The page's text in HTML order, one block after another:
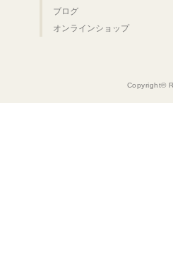
ブログ
オンラインショップ
Copyright©